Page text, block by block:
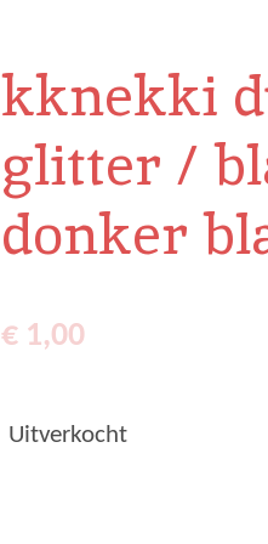
kknekki
glitter /
donker
€ 1,00
Uitverkocht